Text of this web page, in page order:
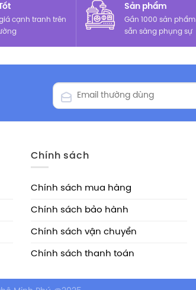
cạnh tranh trên
Sản phẩm
Gần 1000 sản phẩm
sẵn sàng phụng sự
Chính sách
Chính sách mua hàng
Chính sách bảo hành
Chính sách vận chuyển
Chính sách thanh toán